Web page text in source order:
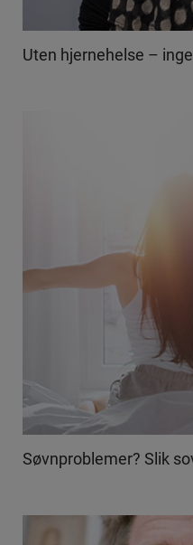
Uten hjernehelse –
Søvnproblemer? Slik